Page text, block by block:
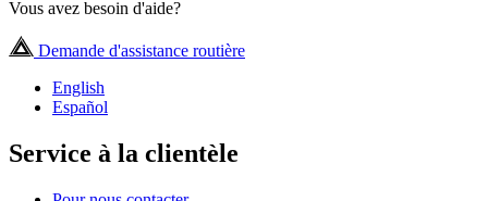
Vous avez besoin d'aide?
Demande d'assistance routière
English
Español
Service à la clientèle